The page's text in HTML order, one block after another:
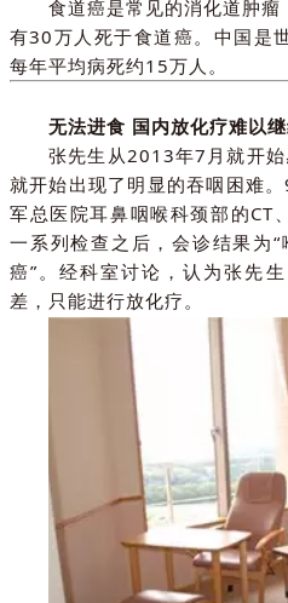
食道癌是常见的消化道肿瘤
有30万人死于食道癌。中国是
每年平均病死约15万人。
无法进食 国内放化疗难以
张先生从2013年7月就开始
就开始出现了明显的吞咽困难
军总医院耳鼻咽喉科颈部的CT
一系列检查之后，会诊结果为
癌”。经科室讨论，认为张先
差，只能进行放化疗。